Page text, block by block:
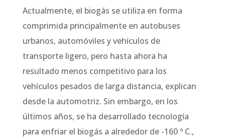
Actualmente, el biogás se utiliza en forma
comprimida principalmente en autobuses
urbanos, automóviles y vehículos de
transporte ligero, pero hasta ahora ha
resultado menos competitivo para los
vehículos pesados ​​de larga distancia, explican
desde la automotriz. Sin embargo, en los
últimos años, se ha desarrollado tecnología
para enfriar el biogás a alrededor de -160 º C.,